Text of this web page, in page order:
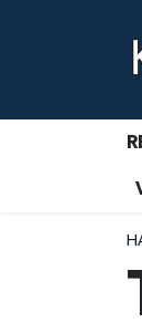
Güncel
Asayiş